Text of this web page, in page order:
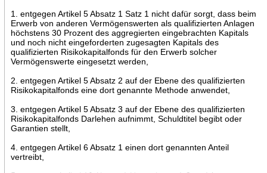
1. entgegen Artikel 5 Absatz 1 Satz 1 nicht dafür sorgt, dass beim
Erwerb von anderen Vermögenswerten als qualifizierten Anlagen
höchstens 30 Prozent des aggregierten eingebrachten Kapitals
und noch nicht eingeforderten zugesagten Kapitals des
qualifizierten Risikokapitalfonds für den Erwerb solcher
Vermögenswerte eingesetzt werden,
2. entgegen Artikel 5 Absatz 2 auf der Ebene des qualifizierten
Risikokapitalfonds eine dort genannte Methode anwendet,
3. entgegen Artikel 5 Absatz 3 auf der Ebene des qualifizierten
Risikokapitalfonds Darlehen aufnimmt, Schuldtitel begibt oder
Garantien stellt,
4. entgegen Artikel 6 Absatz 1 einen dort genannten Anteil
vertreibt,